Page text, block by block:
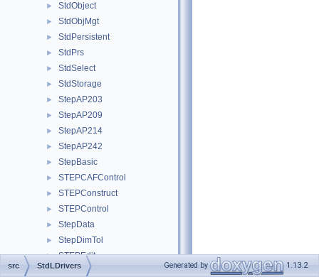
► StdObject
► StdObjMgt
► StdPersistent
► StdPrs
► StdSelect
► StdStorage
► StepAP203
► StepAP209
► StepAP214
► StepAP242
► StepBasic
► STEPCAFControl
► STEPConstruct
► STEPControl
► StepData
► StepDimTol
► STEPEdit
► StepElement
src StdLDrivers Generated by 1.13.2